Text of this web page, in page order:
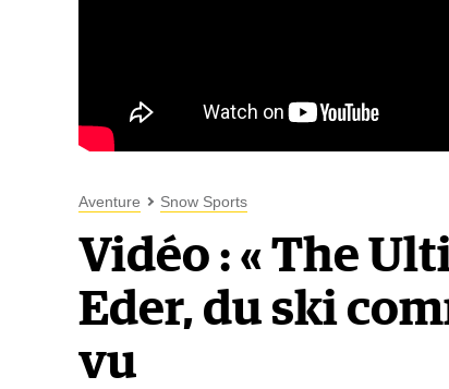
Aventure Snow Sports
Vidéo : « The
Eder, du ski
vu